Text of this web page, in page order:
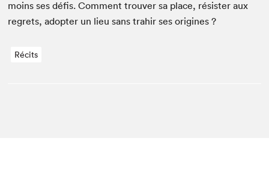
moins ses défis. Com­ment trou­ver sa place, résis­ter aux
regrets, adopter un lieu sans trahir ses origines ?
Récits